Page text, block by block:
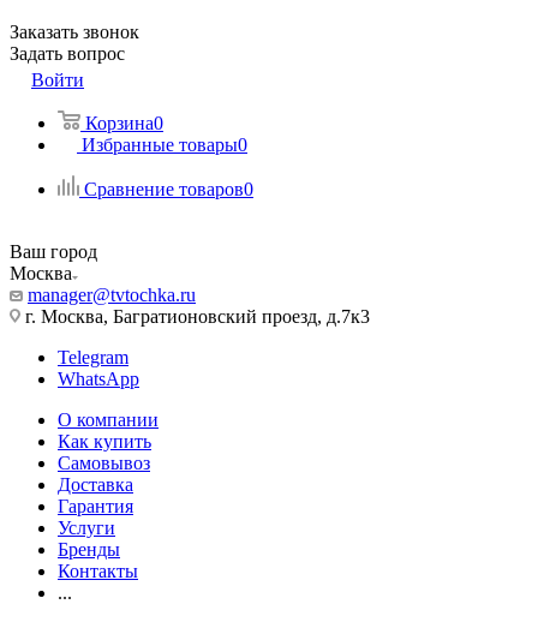
Заказать звонок
Задать вопрос
Войти
Корзина0
Избранные товары0
Сравнение товаров0
Ваш город
Москва
manager@tvtochka.ru
г. Москва, Багратионовский проезд, д.7к3
Telegram
WhatsApp
О компании
Как купить
Самовывоз
Доставка
Гарантия
Услуги
Бренды
Контакты
...